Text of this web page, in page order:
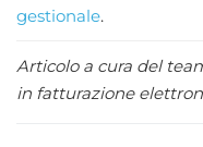
gestionale.
Articolo a cura del
in fatturazione